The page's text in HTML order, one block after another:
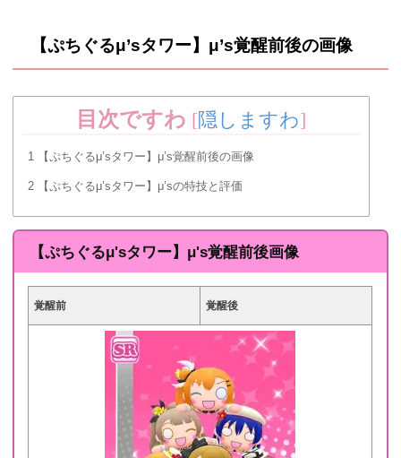
【ぷちぐるμ’sタワー】μ’s覚醒前後の画像
目次ですわ [隠しますわ]
1 【ぷちぐるμ’sタワー】μ’s覚醒前後の画像
2 【ぷちぐるμ’sタワー】μ’sの特技と評価
【ぷちぐるμ'sタワー】μ's覚醒前後画像
覚醒前 覚醒後